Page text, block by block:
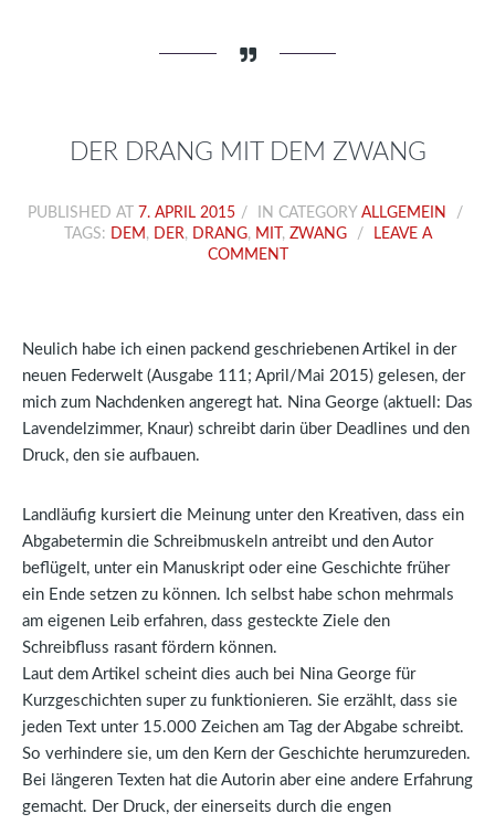
DER DRANG MIT DEM ZWANG
PUBLISHED AT 7. APRIL 2015 IN CATEGORY ALLGEMEIN
TAGS: DEM , DER, DRANG, MIT , ZWANG
LEAVE A
COMMENT
Neulich habe ich einen packend geschriebenen Artikel in der
neuen Federwelt (Ausgabe 111; April/Mai 2015) gelesen, der
mich zum Nachdenken angeregt hat. Nina George (aktuell: Das
Lavendelzimmer, Knaur) schreibt darin über Deadlines und den
Druck, den sie aufbauen.
Landläufig kursiert die Meinung unter den Kreativen, dass ein
Abgabetermin die Schreibmuskeln antreibt und den Autor
beflügelt, unter ein Manuskript oder eine Geschichte früher
ein Ende setzen zu können. Ich selbst habe schon mehrmals
am eigenen Leib erfahren, dass gesteckte Ziele den
Schreibfluss rasant fördern können.
Laut dem Artikel scheint dies auch bei Nina George für
Kurzgeschichten super zu funktionieren. Sie erzählt, dass sie
jeden Text unter 15.000 Zeichen am Tag der Abgabe schreibt.
So verhindere sie, um den Kern der Geschichte herumzureden.
Bei längeren Texten hat die Autorin aber eine andere Erfahrung
gemacht. Der Druck, der einerseits durch die engen